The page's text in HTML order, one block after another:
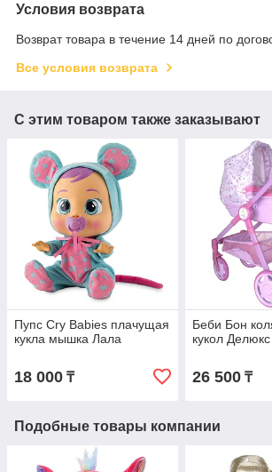
Условия возврата
Возврат товара в течение 14 дней по
Все условия возврата
С этим товаром также заказывают
Пупс Cry Babies плачущая
кукла мышка Лала
18 000 ₸
Беби Бон
кукол
26 500₸
Подобные товары компании